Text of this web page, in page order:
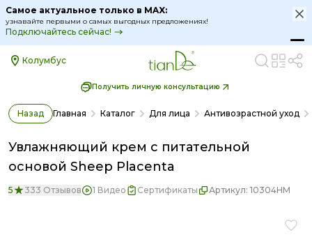
Самое актуальное только в MAX:
узнавайте первыми о самых выгодных предложениях!
Подключайтесь сейчас!
Колумбус
Получить личную консультацию
Назад Главная Каталог Для лица Антивозрастной уход
Увлажняющий крем с питательной
основой Sheep Placenta
5 333 Отзывов 1 Видео Сертификаты Артикул: 10304HM
Увлажняющий крем с питательной основой Sheep